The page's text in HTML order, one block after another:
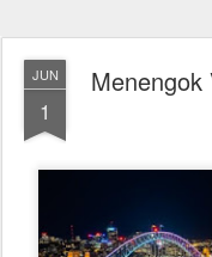
JUN
1
Menengok